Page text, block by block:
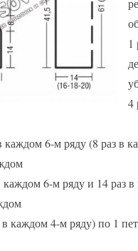
1
4
каждом 6-м ряду (8 раз в
каждом 6-м ряду и 14 раз
каждом 4-м ряду) по 1